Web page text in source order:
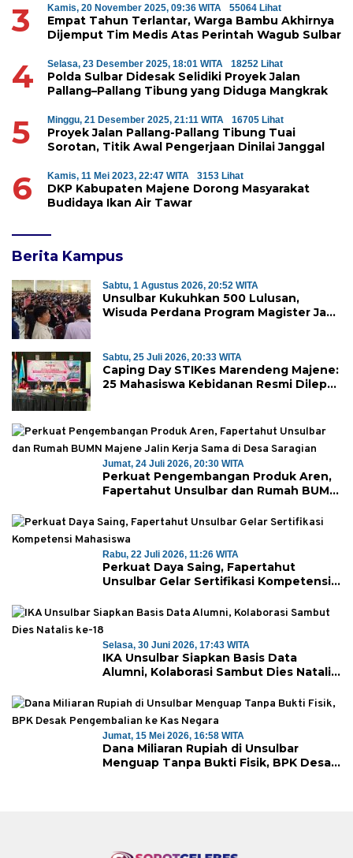
3 Kamis, 20 November 2025, 09:36 WITA 55064 Lihat
Empat Tahun Terlantar, Warga Bambu Akhirnya
Dijemput Tim Medis Atas Perintah Wagub Sulbar
4 Selasa, 23 Desember 2025, 18:01 WITA 18252 Lihat
Polda Sulbar Didesak Selidiki Proyek Jalan
Pallang–Pallang Tibung yang Diduga Mangkrak
5 Minggu, 21 Desember 2025, 21:11 WITA 16705 Lihat
Proyek Jalan Pallang-Pallang Tibung Tuai
Sorotan, Titik Awal Pengerjaan Dinilai Janggal
6 Kamis, 11 Mei 2023, 22:47 WITA 3153 Lihat
DKP Kabupaten Majene Dorong Masyarakat
Budidaya Ikan Air Tawar
Berita Kampus
Sabtu, 1 Agustus 2026, 20:52 WITA
Unsulbar Kukuhkan 500 Lulusan,
Wisuda Perdana Program Magister Jadi
Sabtu, 25 Juli 2026, 20:33 WITA
Caping Day STIKes Marendeng Majene:
25 Mahasiswa Kebidanan Resmi Dilepas
Jumat, 24 Juli 2026, 20:30 WITA
Perkuat Pengembangan Produk Aren,
Fapertahut Unsulbar dan Rumah BUMN
Saragian
Rabu, 22 Juli 2026, 11:26 WITA
Perkuat Daya Saing, Fapertahut
Unsulbar Gelar Sertifikasi Kompetensi
Selasa, 30 Juni 2026, 17:43 WITA
IKA Unsulbar Siapkan Basis Data
Alumni, Kolaborasi Sambut Dies Natalis
Jumat, 15 Mei 2026, 16:58 WITA
Dana Miliaran Rupiah di Unsulbar
Menguap Tanpa Bukti Fisik, BPK Desak